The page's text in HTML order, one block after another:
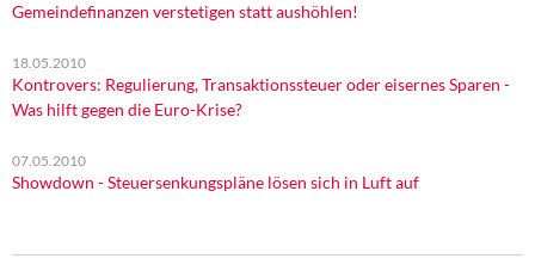
Gemeindefinanzen verstetigen statt aushöhlen!
18.05.2010
Kontrovers: Regulierung, Transaktionssteuer oder eisernes Sparen -
Was hilft gegen die Euro-Krise?
07.05.2010
Showdown - Steuersenkungspläne lösen sich in Luft auf